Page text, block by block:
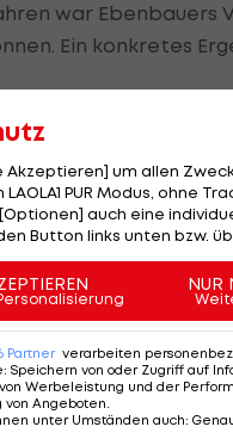
war Ebenbauers
Ein konkretes
Kooperation im
Rundfunk
das Angebot
einstimmig
Einigkeit unter
Der Präsident des
Partner als
kaum zweite
haben", betonte
Akzeptieren] um allen
PUR Modus, ohne
auch eine
Button links unten bzw.
NUR
Partner verarbeiten
: Speichern von oder Zugriff auf
Werbeleistung und der
von Angeboten.
unter Umständen auch: